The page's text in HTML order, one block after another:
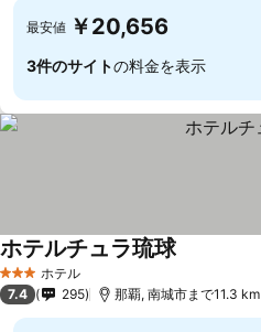
最安値 ￥20,656
3件のサイトの料金を表示
3 ホテルのランク
ホテル
ホテルチュラ琉球料金を表示
7.4 295 那覇, 南城市まで11.3 km